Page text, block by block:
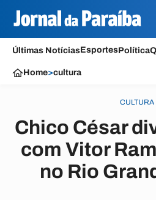
Últimas NotíciasEsportesPolítica
Home>cultura
CULTURA
Chico César
com Vitor
no Rio